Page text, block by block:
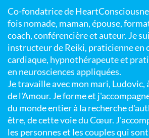
Co-fondatrice de
fois nomade, maman, épouse,
coach, conférencière et auteur. Je
instructeur de Reiki, praticienne en
cardiaque, hypnothérapeute et
en neurosciences appliquées.
Je travaille avec mon mari, Ludovic,
de l'Amour. Je forme et
du monde entier à la recherche
être, de cette voie du Cœur.
les personnes et les couples qui